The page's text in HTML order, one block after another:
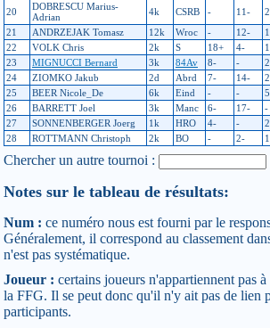
20
DOBRESCU Marius-
Adrian
4k CSRB - 11-
21
ANDRZEJAK Tomasz 12k Wroc - 12-
22
VOLK Chris 2k S 18+ 4-
23
MIGNUCCI Bernard 3k 84Av 8- -
24
ZIOMKO Jakub 2d Abrd 7- 14-
25
BEER Nicole_De 6k Eind - -
26
BARRETT Joel 3k Manc 6- 17- -
27
SONNENBERGER Joerg 1k HRO 4- -
28
ROTTMANN Christoph 2k BO - 2-
Chercher un autre tournoi :
Notes sur le tableau de résultats:
Num : ce numéro nous est fourni par le
Généralement, il correspond au classement
n'est pas systématique.
Joueur : certains joueurs n'appartiennent pas
la FFG. Il se peut donc qu'il n'y ait pas de lien
participants.